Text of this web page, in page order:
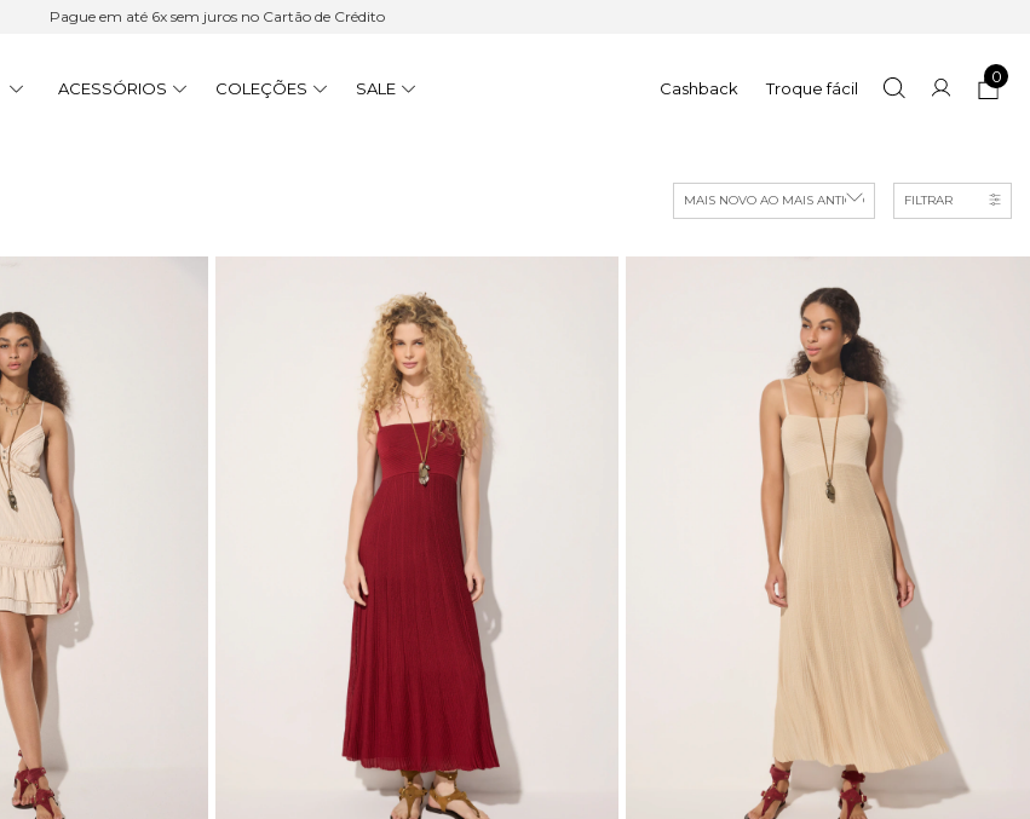
Pague em até 6x sem juros no Cartão de Crédito
ACESSÓRIOS COLEÇÕES SALE Cashback Troque fácil
0
FILTRAR